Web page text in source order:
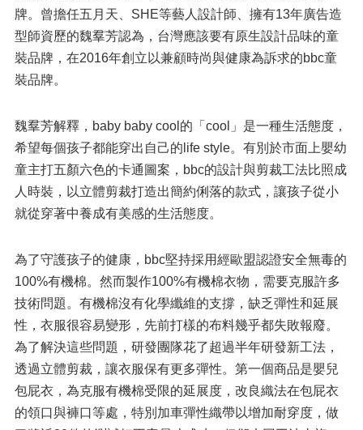
牌。曾擔任五月天、SHE等藝人設計師、擁有13年廣告造
型師資歷的魏羣芳認為，台灣應該要有原生設計品味的童
裝品牌，在2016年創立以兼顧時尚與健康為訴求的bbc童
裝品牌。
魏羣芳解釋，baby baby cool的「cool」是一種生活態度，
希望每個孩子都能穿出自己的life style。有別於市面上嬰幼
童主打五顏六色的卡通圖案，bbc的設計與剪裁工法比照成
人時裝，以立體剪裁打造出簡約俐落的款式，讓孩子從小
就從穿著中養成有美感的生活態度。
為了守護孩子的健康，bbc堅持採用經歐盟認證安全無毒的
100%有機棉。然而製作100%有機棉衣物，需要克服許多
技術問題。有機棉沒有化學纖維的支撐，缺乏彈性和延展
性，衣服很容易變形，先前打樣的布料幾乎都失敗報廢。
為了解決這些問題，研發團隊花了超過半年研發新工法，
透過立體剪裁，讓衣服保有更多彈性。第一個商品是嬰兒
包屁衣，為克服有機棉受限的延展度，改良織法在包屁衣
的領口與褲口等處，特別加車彈性織帶以增加耐穿度，做